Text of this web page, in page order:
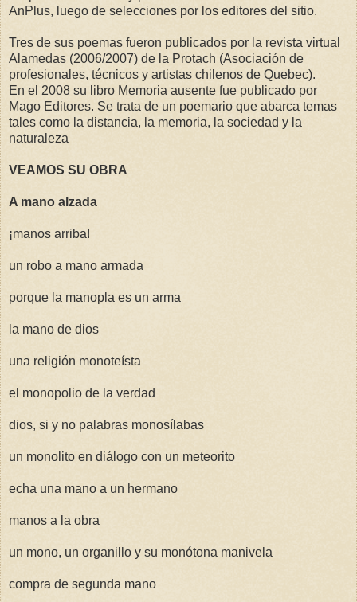
AnPlus, luego de selecciones por los editores del sitio.
Tres de sus poemas fueron publicados por la revista virtual
Alamedas (2006/2007) de la Protach (Asociación de
profesionales, técnicos y artistas chilenos de Quebec).
En el 2008 su libro Memoria ausente fue publicado por
Mago Editores. Se trata de un poemario que abarca temas
tales como la distancia, la memoria, la sociedad y la
naturaleza
VEAMOS SU OBRA
A mano alzada
¡manos arriba!
un robo a mano armada
porque la manopla es un arma
la mano de dios
una religión monoteísta
el monopolio de la verdad
dios, si y no palabras monosílabas
un monolito en diálogo con un meteorito
echa una mano a un hermano
manos a la obra
un mono, un organillo y su monótona manivela
compra de segunda mano